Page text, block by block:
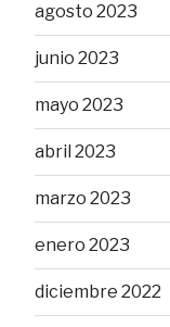
agosto 2023
junio 2023
mayo 2023
abril 2023
marzo 2023
enero 2023
diciembre 2022